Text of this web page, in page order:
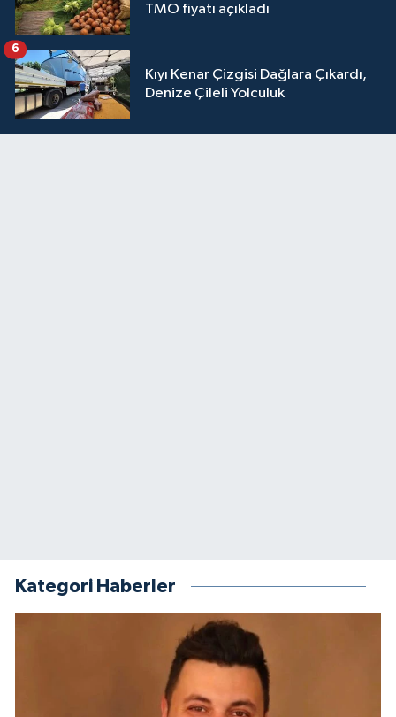
TMO fiyatı açıkladı
Kıyı Kenar Çizgisi Dağlara Çıkardı,
Denize Çileli Yolculuk
6
Kategori Haberler